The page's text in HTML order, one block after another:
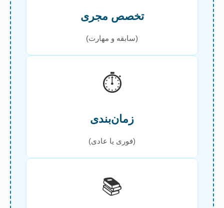
تخصص مجری
(سابقه و مهارت)
⏱️
زمان‌بندی
(فوری یا عادی)
📚